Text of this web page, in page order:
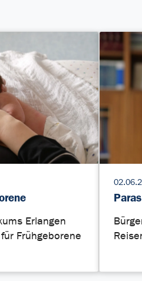
Erlangen
Frühgeborene